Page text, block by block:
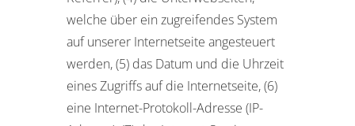
welche über ein zugreifendes System
auf unserer Internetseite angesteuert
werden, (5) das Datum und die Uhrzeit
eines Zugriffs auf die Internetseite, (6)
eine Internet-Protokoll-Adresse (IP-